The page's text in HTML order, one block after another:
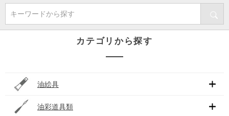
キーワードから探す
カテゴリから探す
油絵具
油彩道具類